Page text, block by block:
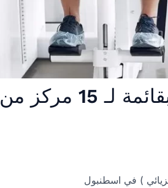
تعرف على العلاج الطبيعي ( الفيزيائي) – وتزود بقائمة لـ 15 مركز من